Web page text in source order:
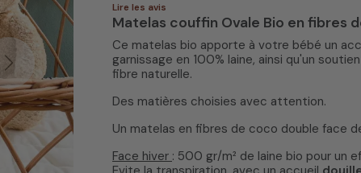
Next
4.7/5(41 avis)
Lire les avis
Matelas couffin Ovale Bio en fibres
Ce matelas bio apporte à votre bébé un
garnissage en 100% laine, ainsi qu'un
fibre naturelle.
Des matières choisies avec attention.
Un matelas en fibres de coco double face
Face hiver : 500 gr/m² de laine bio pour un